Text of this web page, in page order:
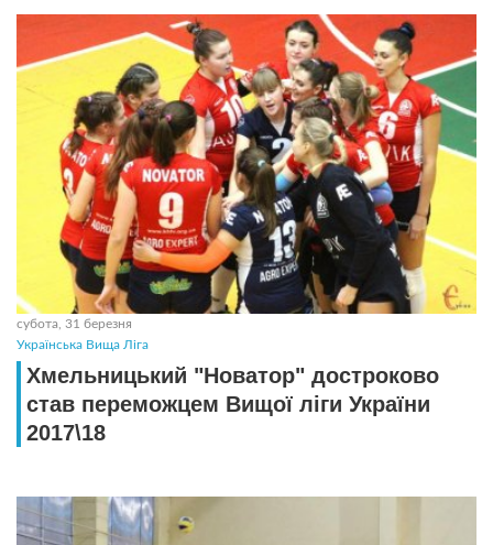
субота, 31 березня
Українська Вища Ліга
Хмельницький "Новатор" достроково
став переможцем Вищої ліги України
2017\18